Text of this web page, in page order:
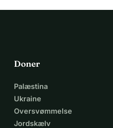
Doner
Palæstina
Ukraine
Oversvømmelse
Jordskælv